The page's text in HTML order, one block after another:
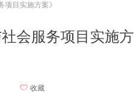
会服务项目实施方
目实施方案》
ꄀ 收藏